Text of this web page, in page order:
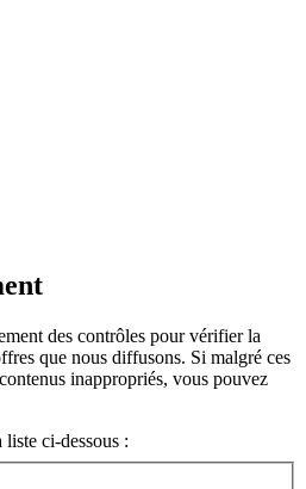
des contrôles pour vérifier la
que nous diffusons. Si malgré ces
inappropriés, vous pouvez
ci-dessous :